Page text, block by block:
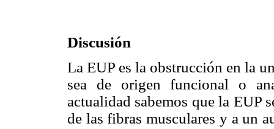
Discusión
La EUP es la obstrucción en la
sea de origen funcional o
actualidad sabemos que la EUP
de las fibras musculares y a un